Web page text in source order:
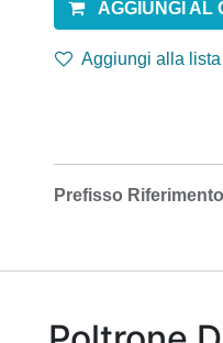
AGGIUNGI AL
Aggiungi alla
Prefisso